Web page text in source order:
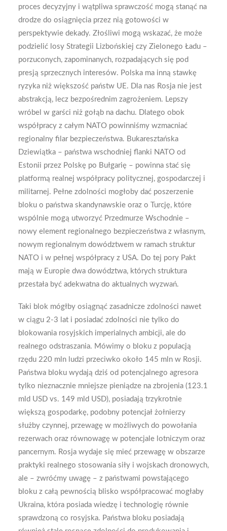
proces decyzyjny i wątpliwa sprawczość mogą stanąć na
drodze do osiągnięcia przez nią gotowości w
perspektywie dekady. Złośliwi mogą wskazać, że może
podzielić losy Strategii Lizbońskiej czy Zielonego Ładu –
porzuconych, zapominanych, rozpadających się pod
presją sprzecznych interesów. Polska ma inną stawkę
ryzyka niż większość państw UE. Dla nas Rosja nie jest
abstrakcją, lecz bezpośrednim zagrożeniem. Lepszy
wróbel w garści niż gołąb na dachu. Dlatego obok
współpracy z całym NATO powinniśmy wzmacniać
regionalny filar bezpieczeństwa. Bukaresztańska
Dziewiątka – państwa wschodniej flanki NATO od
Estonii przez Polskę po Bułgarię – powinna stać się
platformą realnej współpracy politycznej, gospodarczej i
militarnej. Pełne zdolności mogłoby dać poszerzenie
bloku o państwa skandynawskie oraz o Turcję, które
wspólnie mogą utworzyć Przedmurze Wschodnie –
nowy element regionalnego bezpieczeństwa z własnym,
nowym regionalnym dowództwem w ramach struktur
NATO i w pełnej współpracy z USA. Do tej pory Pakt
mają w Europie dwa dowództwa, których struktura
przestała być adekwatna do aktualnych wyzwań.
Taki blok mógłby osiągnąć zasadnicze zdolności nawet
w ciągu 2-3 lat i posiadać zdolności nie tylko do
blokowania rosyjskich imperialnych ambicji, ale do
realnego odstraszania. Mówimy o bloku z populacją
rzędu 220 mln ludzi przeciwko około 145 mln w Rosji.
Państwa bloku wydają dziś od potencjalnego agresora
tylko nieznacznie mniejsze pieniądze na zbrojenia (123.1
mld USD vs. 149 mld USD), posiadają trzykrotnie
większą gospodarkę, podobny potencjał żołnierzy
służby czynnej, przewagę w możliwych do powołania
rezerwach oraz równowagę w potencjale lotniczym oraz
pancernym. Rosja wydaje się mieć przewagę w obszarze
praktyki realnego stosowania siły i wojskach dronowych,
ale – zwróćmy uwagę – z państwami powstającego
bloku z całą pewnością blisko współpracować mogłaby
Ukraina, która posiada wiedzę i technologię równie
sprawdzoną co rosyjska. Państwa bloku posiadają